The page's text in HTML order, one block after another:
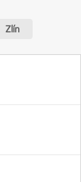
Zlín